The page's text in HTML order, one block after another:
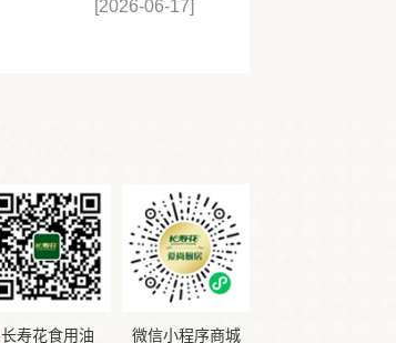
[2026-06-17]
长寿花食用油 微信小程序商城